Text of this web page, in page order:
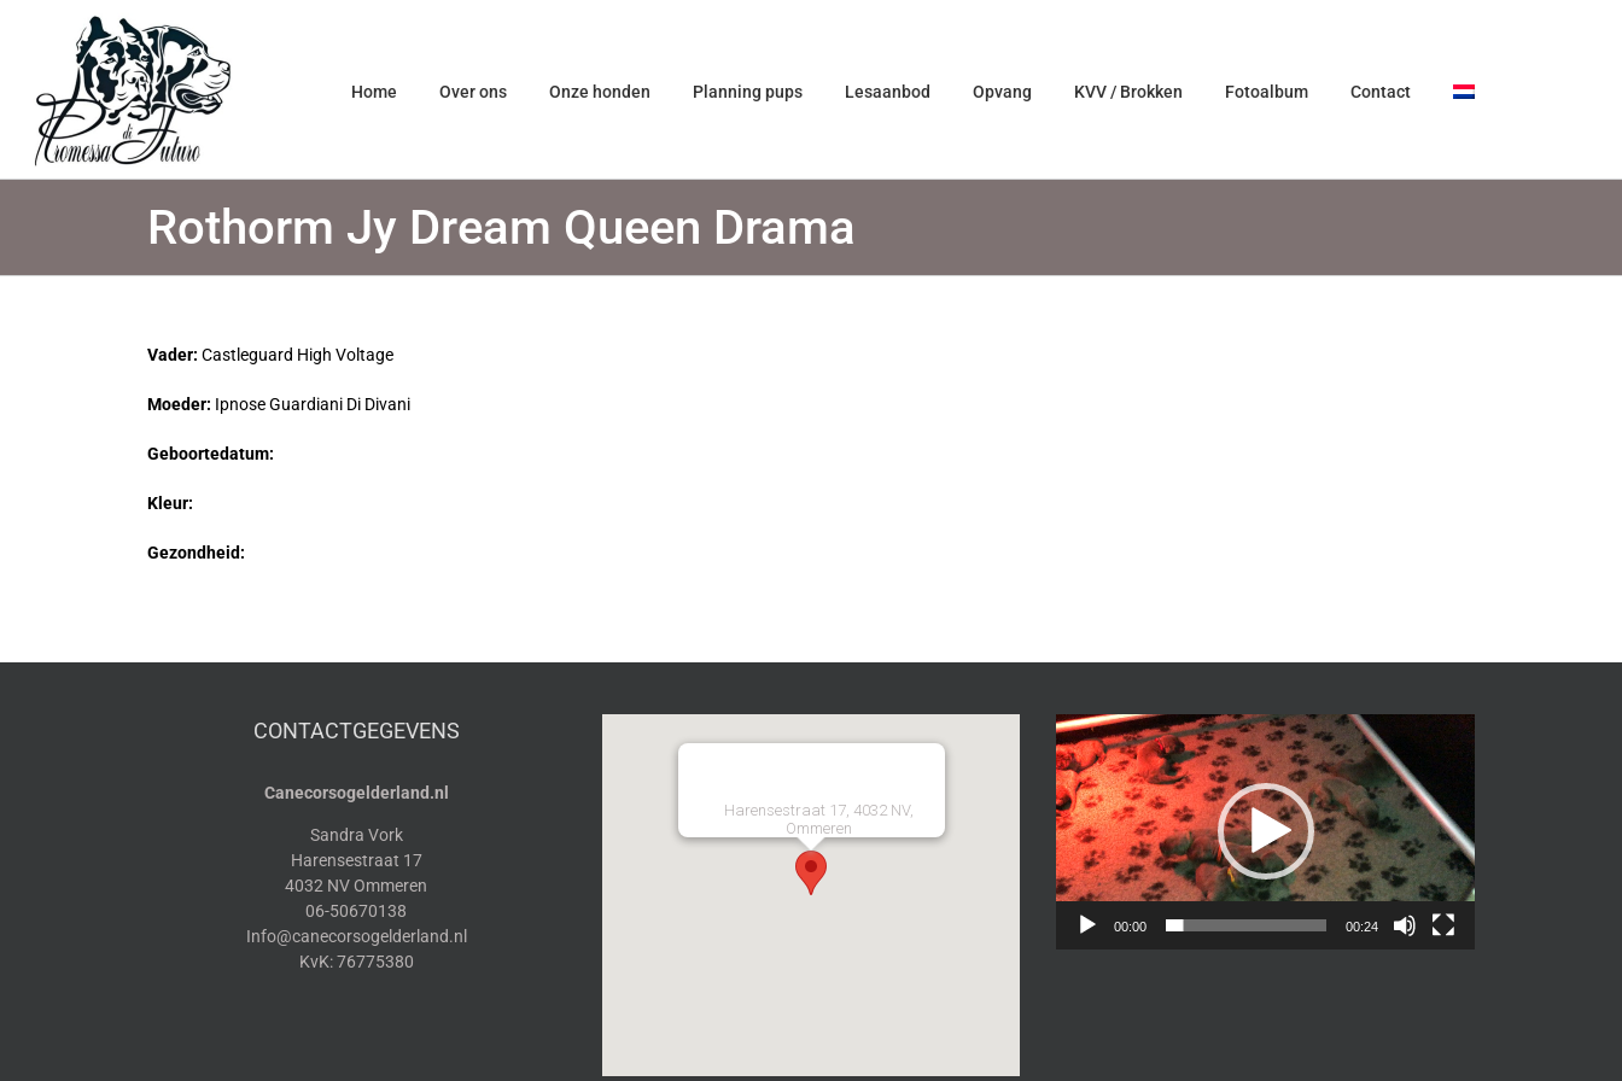
Home
Over ons Onze honden Planning pups Lesaanbod Opvang KVV / Brokken Fotoalbum Contact
Rothorm Jy Dream Queen Drama
Vader: Castleguard High Voltage
Moeder: Ipnose Guardiani Di Divani
Geboortedatum:
Kleur:
Gezondheid:
CONTACTGEGEVENS
Canecorsogelderland.nl
Sandra Vork
Harensestraat 17
4032 NV Ommeren
06-50670138
Info@canecorsogelderland.nl
KvK: 76775380
Harensestraat 17, 4032 NV,
Ommeren
Videospeler
00:00 00:24